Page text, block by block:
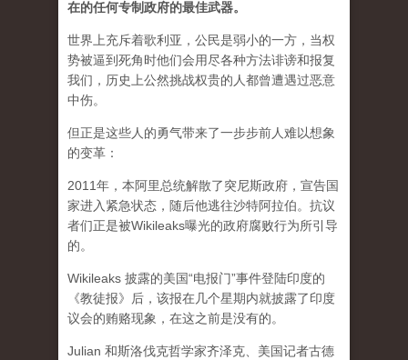
在的任何专制政府的最佳武器。
世界上充斥着歌利亚，公民是弱小的一方，当权
势被逼到死角时他们会用尽各种方法诽谤和报复
我们，历史上公然挑战权贵的人都曾遭遇过恶意
中伤。
但正是这些人的勇气带来了一步步前人难以想象
的变革：
2011年，本阿里总统解散了突尼斯政府，宣告国
家进入紧急状态，随后他逃往沙特阿拉伯。抗议
者们正是被Wikileaks曝光的政府腐败行为所引导
的。
Wikileaks 披露的美国“电报门”事件登陆印度的
《教徒报》后，该报在几个星期内就披露了印度
议会的贿赂现象，在这之前是没有的。
Julian 和斯洛伐克哲学家齐泽克、美国记者古德